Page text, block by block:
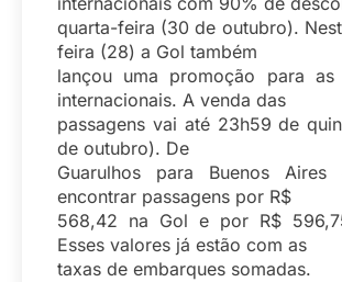
quarta-feira (30 de outubro).
feira (28) a Gol também
lançou uma promoção para as
internacionais. A venda das
passagens vai até 23h59 de
de outubro). De
Guarulhos para Buenos Aires
encontrar passagens por R$
568,42 na Gol e por R$
Esses valores já estão com as
taxas de embarques somadas.